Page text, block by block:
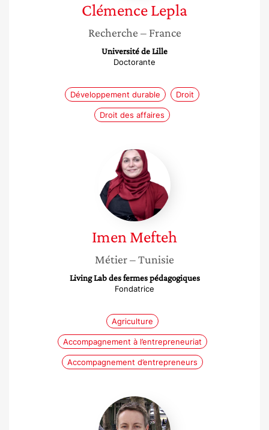
ClémenceLepla
Recherche – France
Université de Lille
Doctorante
Développement durable Droit
Droit des affaires
Imen
Mefteh
Imen Mefteh
Métier– Tunisie
Living Lab des fermes pédagogiques
Fondatrice
Agriculture
Accompagnement à l’entrepreneuriat
Accompagnement d’entrepreneurs
Maryse
Helbert